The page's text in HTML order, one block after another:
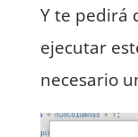
Y te pedirá
ejecutar
necesario